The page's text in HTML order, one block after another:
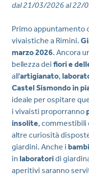
dal 21/03/2026 al 22/
Primo appuntamento
vivaistiche a Rimini.
marzo 2026. Ancora
bellezza dei fiori e
all'artigianato,
Castel Sismondo in
ideale per ospitare
i vivaisti proporranno
insolite, commestibili
altre curiosità
giardini. Anche i
in laboratoridi
aperitivi saranno